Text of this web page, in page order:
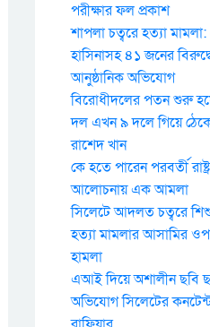
পরীক্ষার ফল প্রকাশ
শাপলা চত্বরে হত্যা
হাসিনাসহ ৪১ জনের
আনুষ্ঠানিক অভিযোগ
বিরোধীদলের পতন শুরু
দল এখন ৯ দলে গিয়ে
রাশেদ খান
কে হতে পারেন পরবর্তী
আলোচনায় এক আমলা
সিলেটে আদলত চত্বরে
হত্যা মামলার আসামির
হামলা
এআই দিয়ে অশালীন ছবি
অভিযোগ সিলেটের